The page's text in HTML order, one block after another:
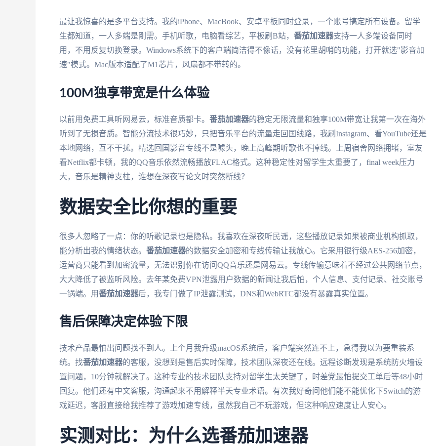
最让我惊喜的是多平台支持。我的iPhone、MacBook、安卓平板同时登录，一个账号搞定所有设备。留学
生都知道，一人多端是刚需。手机听歌，电脑看综艺，平板刷B站， 番茄加速器支持一人多端设备同时
用，不用反复切换登录。Windows系统下的客户端简洁得不像话，没有花里胡哨的功能，打开就选"影音加
速"模式。Mac版本适配了M1芯片，风扇都不带转的。
100M独享带宽是什么体验
以前用免费工具听网易云，标准音质都卡。 番茄加速器的稳定无限流量和独享100M带宽让我第一次在海外
听到了无损音质。智能分流技术很巧妙，只把音乐平台的流量走回国线路，我刷Instagram、看YouTube还是
本地网络，互不干扰。精选回国影音专线不是噱头，晚上高峰期听歌也不掉线。上周宿舍网络拥堵，室友
看Netflix都卡顿，我的QQ音乐依然流畅播放FLAC格式。这种稳定性对留学生太重要了，final week压力
大，音乐是精神支柱，谁想在深夜写论文时突然断线？
数据安全比你想的重要
很多人忽略了一点：你的听歌记录也是隐私。我喜欢在深夜听民谣，这些播放记录如果被商业机构抓取，
能分析出我的情绪状态。 番茄加速器的数据安全加密和专线传输让我放心。它采用银行级AES-256加密，
运营商只能看到加密流量，无法识别你在访问QQ音乐还是网易云。专线传输意味着不经过公共网络节点，
大大降低了被监听风险。去年某免费VPN泄露用户数据的新闻让我后怕，个人信息、支付记录、社交账号
一锅端。用番茄加速器后，我专门做了IP泄露测试，DNS和WebRTC都没有暴露真实位置。
售后保障决定体验下限
技术产品最怕出问题找不到人。上个月我升级macOS系统后，客户端突然连不上，急得我以为要重装系
统。找番茄加速器的客服，没想到是售后实时保障，技术团队深夜还在线。远程诊断发现是系统防火墙设
置问题，10分钟就解决了。这种专业的技术团队支持对留学生太关键了，时差党最怕提交工单后等48小时
回复。他们还有中文客服，沟通起来不用解释半天专业术语。有次我好奇问他们能不能优化下Switch的游
戏延迟，客服直接给我推荐了游戏加速专线，虽然我自己不玩游戏，但这种响应速度让人安心。
实测对比：为什么选番茄加速器